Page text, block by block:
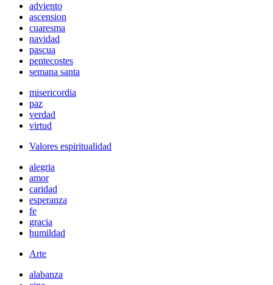
adviento
ascension
cuaresma
navidad
pascua
pentecostes
semana santa
misericordia
paz
verdad
virtud
Valores espiritualidad
alegria
amor
caridad
esperanza
fe
gracia
humildad
Arte
alabanza